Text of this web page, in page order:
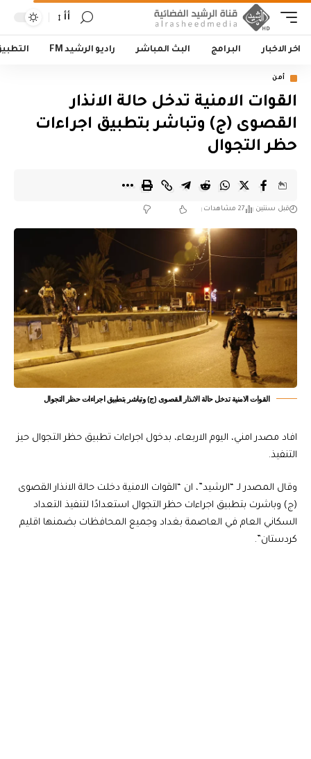
أأ
اخر الاخبار البرامج البث المباشر راديو الرشيد FM
أمن
القوات الامنية تدخل حالة الانذار
القصوى (ج) وتباشر بتطبيق اجراءات
حظر التجوال
قبل سنتين 27 مشاهدات
القوات الامنية تدخل حالة الانذار القصوى (ج) وتباشر بتطبيق اجراءات حظر التجوال
افاد مصدر امني، اليوم الاربعاء، بدخول اجراءات تطبيق حظر التجوال حيز
التنفيذ.
وقال المصدر لـ “الرشيد”، ان “القوات الامنية دخلت حالة الانذار القصوى
(ج) وباشرت بتطبيق اجراءات حظر التجوال استعدادًا لتنفيذ التعداد
السكاني العام في العاصمة بغداد وجميع المحافظات بضمنها اقليم
كردستان”.